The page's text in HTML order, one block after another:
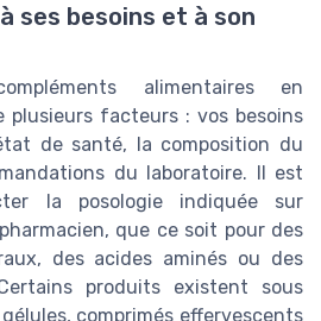
ses besoins et à son
alimentaires en
plusieurs facteurs : vos besoins
de santé, la composition du
du laboratoire. Il est
la posologie indiquée sur
que ce soit pour des
des acides aminés ou des
produits existent sous
comprimés effervescents